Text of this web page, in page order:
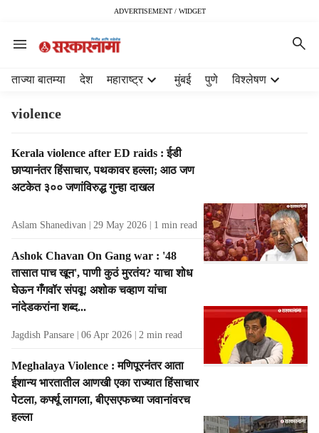
ADVERTISEMENT / WIDGET
ताज्या बातम्या देश महाराष्ट्र मुंबई पुणे विश्लेषण
violence
T
a
g
s
l
t
s
Kerala violence after ED raids : ईडी
छाप्यानंतर हिंसाचार, पथकावर हल्ला; आठ जण
अटकेत ३०० जणांविरुद्ध गुन्हा दाखल
Aslam Shanedivan 29 May 2026 1 min read
Ashok Chavan On Gang war : '48
तासात पाच खून', पाणी कुठं मुरतंय? याचा शोध
घेऊन गँगवॉर संपवू! अशोक चव्हाण यांचा
नांदेडकरांना शब्द...
Jagdish Pansare 06 Apr 2026 2 min read
Meghalaya Violence : मणिपूरनंतर आता
ईशान्य भारतातील आणखी एका राज्यात हिंसाचार
पेटला, कर्फ्यू लागला, बीएसएफच्या जवानांवरच
हल्ला